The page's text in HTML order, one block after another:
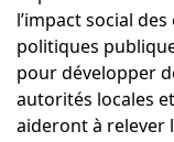
l’impact social
politiques
pour développer
autorités locales
aideront à relever